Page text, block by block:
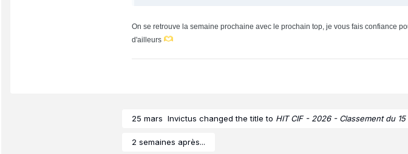
On se retrouve la semaine prochaine avec le prochain top, je vous fais confiance
d'ailleurs
25 mars Invictus changed the title to HIT CIF - 2026 - Classement du
2 semaines après...